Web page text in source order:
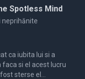
Spotless Mind
neprihănite
sterse el